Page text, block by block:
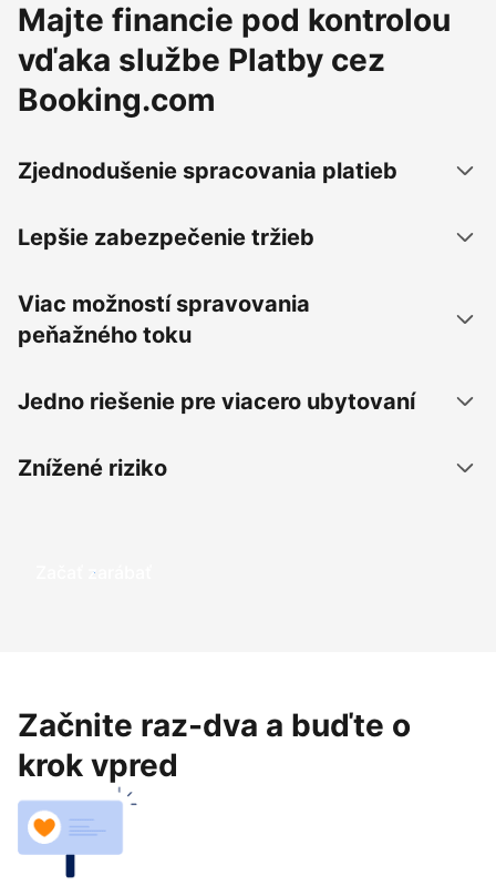
Majte financie pod kontrolou
vďaka službe Platby cez
Booking.com
Zjednodušenie spracovania platieb
Lepšie zabezpečenie tržieb
Viac možností spravovania
peňažného toku
Jedno riešenie pre viacero ubytovaní
Znížené riziko
Začať zarábať
Začnite raz-dva a buďte o
krok vpred